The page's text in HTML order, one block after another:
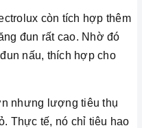
còn tích hợp thêm
đun rất cao. Nhờ đó
nấu, thích hợp cho
nhưng lượng tiêu thụ
Thực tế, nó chỉ tiêu hao